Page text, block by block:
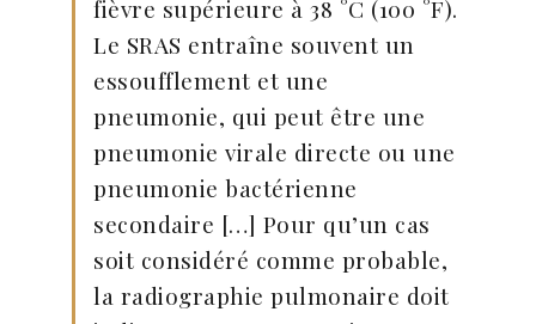
fièvre supérieure à 38 °C (100 °F).
Le SRAS entraîne souvent un
essoufflement et une
pneumonie, qui peut être une
pneumonie virale directe ou une
pneumonie bactérienne
secondaire […] Pour qu’un cas
soit considéré comme probable,
la radiographie pulmonaire doit